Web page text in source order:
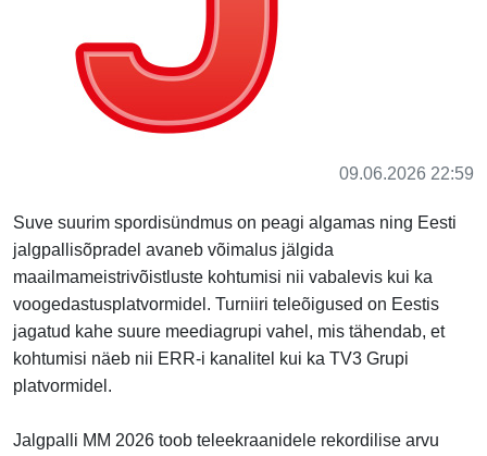
09.06.2026 22:59
Suve suurim spordisündmus on peagi algamas ning Eesti
jalgpallisõpradel avaneb võimalus jälgida
maailmameistrivõistluste kohtumisi nii vabalevis kui ka
voogedastusplatvormidel. Turniiri teleõigused on Eestis
jagatud kahe suure meediagrupi vahel, mis tähendab, et
kohtumisi näeb nii ERR-i kanalitel kui ka TV3 Grupi
platvormidel.
Jalgpalli MM 2026 toob teleekraanidele rekordilise arvu